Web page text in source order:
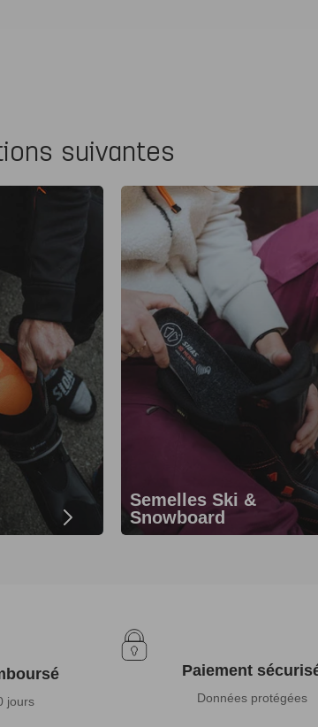
suivantes
Semelles Ski &
Snowboard
jours
Paiement
Données protégées